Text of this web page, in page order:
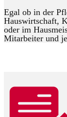
Egal ob in der
Hauswirtschaft,
oder im
Mitarbeiter und